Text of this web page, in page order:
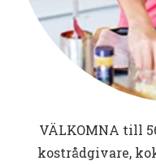
VÄLKOMNA till
kostrådgivare,